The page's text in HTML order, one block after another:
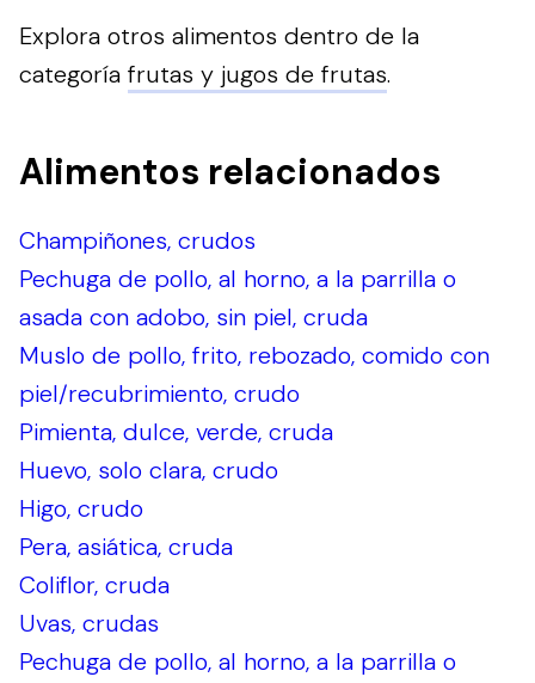
Explora otros alimentos dentro de la
categoría frutas y jugos de frutas.
Alimentos relacionados
Champiñones, crudos
Pechuga de pollo, al horno, a la parrilla o
asada con adobo, sin piel, cruda
Muslo de pollo, frito, rebozado, comido con
piel/recubrimiento, crudo
Pimienta, dulce, verde, cruda
Huevo, solo clara, crudo
Higo, crudo
Pera, asiática, cruda
Coliflor, cruda
Uvas, crudas
Pechuga de pollo, al horno, a la parrilla o